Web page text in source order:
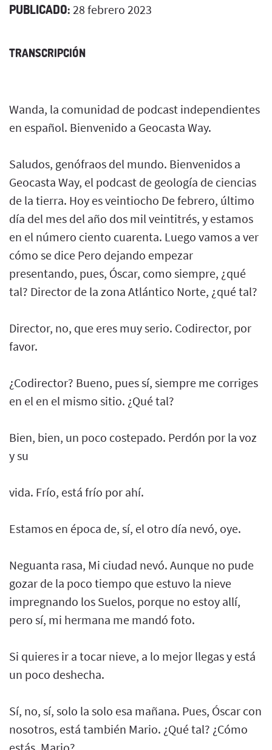
PUBLICADO: 28 febrero 2023
TRANSCRIPCIÓN
Wanda, la comunidad de podcast independientes
en español. Bienvenido a Geocasta Way.
Saludos, genófraos del mundo. Bienvenidos a
Geocasta Way, el podcast de geología de ciencias
de la tierra. Hoy es veintiocho De febrero, último
día del mes del año dos mil veintitrés, y estamos
en el número ciento cuarenta. Luego vamos a ver
cómo se dice Pero dejando empezar
presentando, pues, Óscar, como siempre, ¿qué
tal? Director de la zona Atlántico Norte, ¿qué tal?
Director, no, que eres muy serio. Codirector, por
favor.
¿Codirector? Bueno, pues sí, siempre me corriges
en el en el mismo sitio. ¿Qué tal?
Bien, bien, un poco costepado. Perdón por la voz
y su
vida. Frío, está frío por ahí.
Estamos en época de, sí, el otro día nevó, oye.
Neguanta rasa, Mi ciudad nevó. Aunque no pude
gozar de la poco tiempo que estuvo la nieve
impregnando los Suelos, porque no estoy allí,
pero sí, mi hermana me mandó foto.
Si quieres ir a tocar nieve, a lo mejor llegas y está
un poco deshecha.
Sí, no, sí, solo la solo esa mañana. Pues, Óscar con
nosotros, está también Mario. ¿Qué tal? ¿Cómo